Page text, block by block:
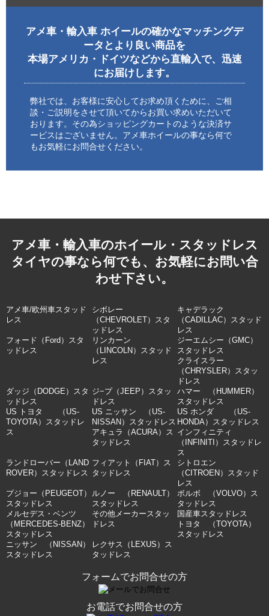
アメ車・輸入車 ホイールの確かなマッチングデ
ータとより良い商品を
本場アメリカ・ドイツなどから直輸入で、迅速
にお届けします。
弊社では、お客様に安心してお求め頂くために、ご相
談・ご説明をさせて頂いてからお買い求めいただいて
おります。その為ショッピングカートのような決済サ
ービスはございません。アメ車ホイールの事なら何で
もお気軽にお問合せください。
アメ車・輸入車のホイール・スタッドレス
タイヤの事なら何でも、お気軽にお問い合
わせ下さい。
アメ車/欧州車スタッド
レス
シボレー
（CHEVROLET）スタ
ッドレス
キャデラック
（CADILLAC）スタッド
レス
フォード（Ford）スタ
ッドレス
リンカーン
（LINCOLN）スタッド
レス
ジーエムシー（GMC）
スタッドレス
クライスラー
（CHRYSLER）スタッ
ドレス
ダッジ（DODGE）スタ
ッドレス
ジ−プ（JEEP）スタッ
ドレス
ハマー （HUMMER）
スタッドレス
US トヨタ （US-
TOYOTA）スタッドレ
ス
US ニッサン （US-
NISSAN）スタッドレス
US ホンダ （US-
HONDA）スタッドレス
アキュラ（ACURA）ス
タッドレス
インフィニティ
（INFINITI）スタッドレ
ス
ランドローバー（LAND
ROVER）スタッドレス
フィアット（FIAT）ス
タッドレス
シトロエン
（CITROEN）スタッド
レス
プジョー（PEUGEOT）
スタッドレス
ルノー （RENAULT）
スタッドレス
ボルボ （VOLVO）ス
タッドレス
メルセデス・ベンツ
（MERCEDES-BENZ）
スタッドレス
その他メーカースタッ
ドレス
国産車スタッドレス
トヨタ （TOYOTA）
スタッドレス
ニッサン （NISSAN）
スタッドレス
レクサス（LEXUS）ス
タッドレス
フォームでお問合せの方
お電話でお問合せの方